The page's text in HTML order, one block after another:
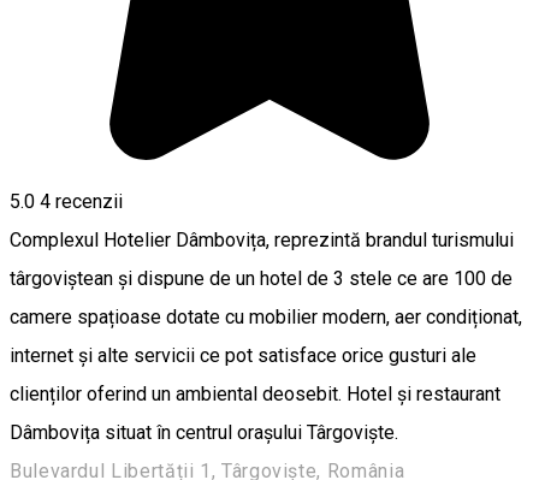
5.0 4 recenzii
Complexul Hotelier Dâmbovița, reprezintă brandul turismului
târgoviștean și dispune de un hotel de 3 stele ce are 100 de
camere spațioase dotate cu mobilier modern, aer condiționat,
internet și alte servicii ce pot satisface orice gusturi ale
clienților oferind un ambiental deosebit. Hotel și restaurant
Dâmbovița situat în centrul orașului Târgoviște.
Bulevardul Libertății 1, Târgoviște, România